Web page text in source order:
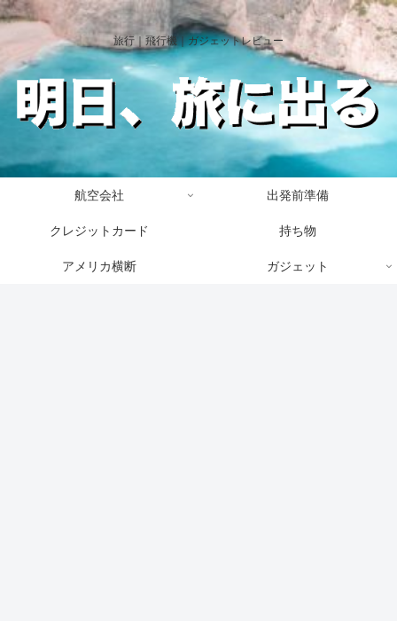
旅行｜飛行機｜ガジェットレビュー
航空会社 出発前準備
クレジットカード 持ち物
アメリカ横断 ガジェット